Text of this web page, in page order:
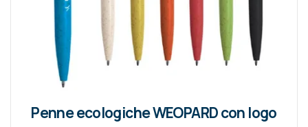
Penne ecologiche WEOPARD con logo